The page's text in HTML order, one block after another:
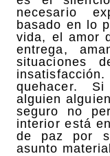
necesario
basado en lo
vida, el amor
entrega,
situaciones
quehacer.
alguien
seguro no
interior está
de paz por
asunto